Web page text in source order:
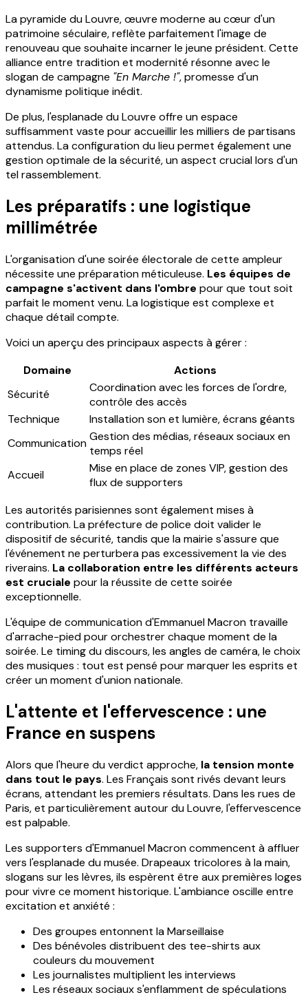
La pyramide du Louvre, œuvre moderne au cœur d'un
patrimoine séculaire, reflète parfaitement l'image de
renouveau que souhaite incarner le jeune président. Cette
alliance entre tradition et modernité résonne avec le
slogan de campagne "En Marche !", promesse d'un
dynamisme politique inédit.
De plus, l'esplanade du Louvre offre un espace
suffisamment vaste pour accueillir les milliers de partisans
attendus. La configuration du lieu permet également une
gestion optimale de la sécurité, un aspect crucial lors d'un
tel rassemblement.
Les préparatifs : une logistique
millimétrée
L'organisation d'une soirée électorale de cette ampleur
nécessite une préparation méticuleuse. Les équipes de
campagne s'activent dans l'ombre pour que tout soit
parfait le moment venu. La logistique est complexe et
chaque détail compte.
Voici un aperçu des principaux aspects à gérer :
Domaine
Actions
Sécurité
Coordination avec les forces de l'ordre,
contrôle des accès
Technique
Installation son et lumière, écrans géants
CommunicationGestion des médias, réseaux sociaux en
temps réel
Accueil
Mise en place de zones VIP, gestion des
flux de supporters
Les autorités parisiennes sont également mises à
contribution. La préfecture de police doit valider le
dispositif de sécurité, tandis que la mairie s'assure que
l'événement ne perturbera pas excessivement la vie des
riverains. La collaboration entre les différents acteurs
est cruciale pour la réussite de cette soirée
exceptionnelle.
L'équipe de communication d'Emmanuel Macron travaille
d'arrache-pied pour orchestrer chaque moment de la
soirée. Le timing du discours, les angles de caméra, le choix
des musiques : tout est pensé pour marquer les esprits et
créer un moment d'union nationale.
L'attente et l'effervescence : une
France en suspens
Alors que l'heure du verdict approche, la tension monte
dans tout le pays. Les Français sont rivés devant leurs
écrans, attendant les premiers résultats. Dans les rues de
Paris, et particulièrement autour du Louvre, l'effervescence
est palpable.
Les supporters d'Emmanuel Macron commencent à affluer
vers l'esplanade du musée. Drapeaux tricolores à la main,
slogans sur les lèvres, ils espèrent être aux premières loges
pour vivre ce moment historique. L'ambiance oscille entre
excitation et anxiété :
Des groupes entonnent la Marseillaise
Des bénévoles distribuent des tee-shirts aux
couleurs du mouvement
Les journalistes multiplient les interviews
Les réseaux sociaux s'enflamment de spéculations